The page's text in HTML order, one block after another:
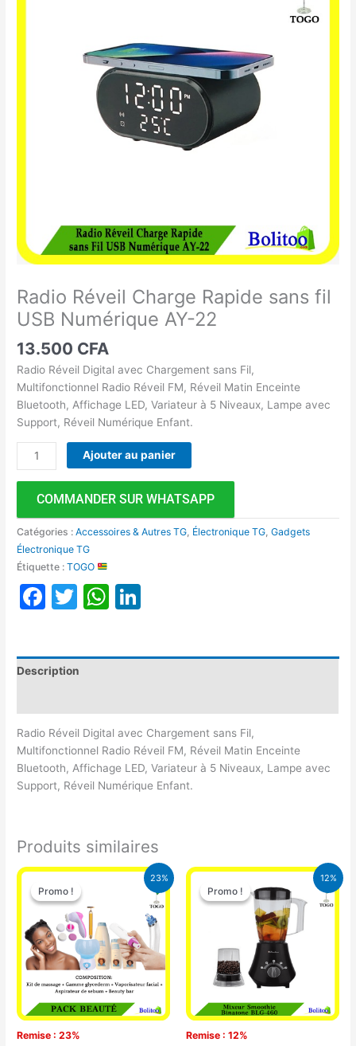
Radio Réveil Charge Rapide sans fil
USB Numérique AY-22
13.500 CFA
Radio Réveil Digital avec Chargement sans Fil,
Multifonctionnel Radio Réveil FM, Réveil Matin Enceinte
Bluetooth, Affichage LED, Variateur à 5 Niveaux, Lampe avec
Support, Réveil Numérique Enfant.
Ajouter au panier
COMMANDER SUR WHATSAPP
Catégories :Accessoires & Autres TG Électronique TG ,Gadgets
Électronique TG
Étiquette :TOGO
Facebook
TwitterWhatsApp
Description
Radio Réveil Digital avec Chargement sans Fil,
Multifonctionnel Radio Réveil FM, Réveil Matin Enceinte
Bluetooth, Affichage LED, Variateur à 5 Niveaux, Lampe avec
Support, Réveil Numérique Enfant.
Produits similaires
23%
Promo !
Remise : 23%
Promo !
Le
prix
initial
était :
65.000 CFA.
Le
prix
actuel
est :
49.900 CFA.
12%
Promo !
Remise : 12%
Promo !
Le
prix
initial
était :
25.000 CFA.
Le
prix
actuel
est :